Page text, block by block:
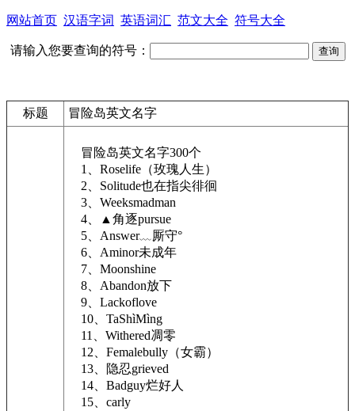
网站首页 汉语字词 英语词汇 范文大全 符号大全
请输入您要查询的符号：
标题 冒险岛英文名字
冒险岛英文名字300个
1、Roselife（玫瑰人生）
2、Solitude也在指尖徘徊
3、Weeksmadman
4、▲角逐pursue
5、Answer﹏厮守°
6、Aminor未成年
7、Moonshine
8、Abandon放下
9、Lackoflove
10、TaShìMìng
11、Withered凋零
12、Femalebully（女霸）
13、隐忍grieved
14、Badguy烂好人
15、carly